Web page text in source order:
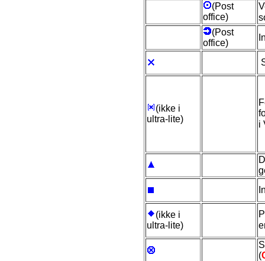
(Post
office)
(Post
office)
(ikke i
ultra-lite)
i
(ikke i
ultra-lite)
(